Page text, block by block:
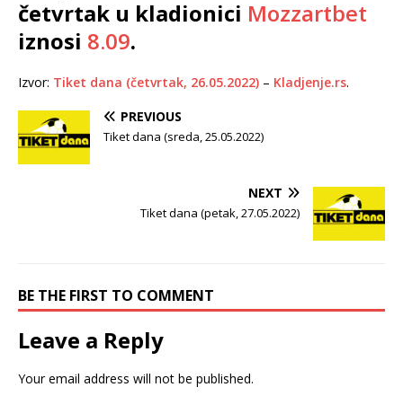
četvrtak u kladionici Mozzartbet
iznosi 8.09.
Izvor: Tiket dana (četvrtak, 26.05.2022) – Kladjenje.rs.
PREVIOUS
Tiket dana (sreda, 25.05.2022)
NEXT
Tiket dana (petak, 27.05.2022)
BE THE FIRST TO COMMENT
Leave a Reply
Your email address will not be published.